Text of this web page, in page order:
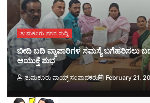
ತುಮಕೂರು ನಗರ ಸುದ್ದಿ
ಬೀದಿ ಬದಿ ವ್ಯಾಪಾರಿಗಳ ಸಮಸ್ಯೆ ಬಗೆಹರಿಸಲು
ಆಯುಕ್ತೆ ಶುಭ
ತುಮಕೂರು ವಾಯ್ಸ್ ಸಂಪಾದಕರು February 21,